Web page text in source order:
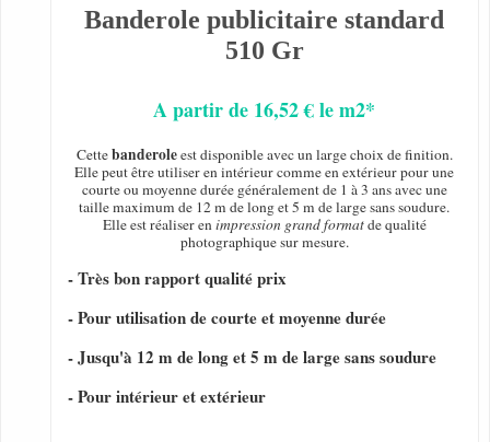
Banderole publicitaire standard
510 Gr
A partir de 16,52 € le m2*
Cettebanderoleest disponible avec un large choix de finition.
Elle peut être utiliser en intérieur comme en extérieur pour une
courte ou moyenne durée généralement de 1 à 3 ans avec une
taille maximum de 12 m de long et 5 m de large sans soudure.
Elle est réaliser enimpression grand formatde qualité
photographique sur mesure.
- Très bon rapport qualité prix
- Pour utilisation de courte et moyenne durée
- Jusqu'à 12 m de long et 5 m de large sans soudure
- Pour intérieur et extérieur